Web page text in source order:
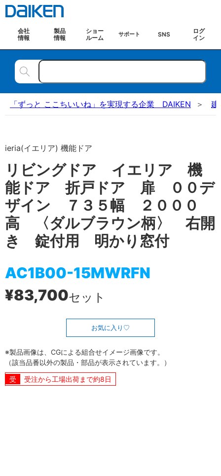
会社
情報
製品
情報
ショー
ルーム
サポート SNS
ログ
イン
「ずっと ここちいいね」を実現する企業 DAIKEN 建
ieria(イエリア) 機能ドア
リビングドア イエリア 機
能ドア 折戸ドア 扉 ００デ
ザイン ７３５幅 ２０００
高 〈ダルブラウン柄〉 右開
き 錠付用 明かり窓付
AC1B00-15MWRFN
¥83,700セット
お気に入り
※製品画像は、CGによる組合せイメージ画像です。
（該当品番以外の製品・部品が表示されています。）
受注から工場出荷まで約8日